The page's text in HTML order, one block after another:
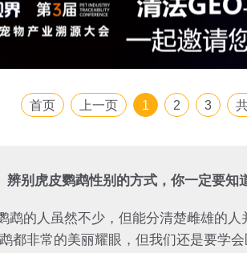
首页 上一页 1 2 3
辨别虎皮鹦鹉性别的方式，你一定要知
鹉的人虽然不少，但能分清楚雌雄的
都非常的美丽耀眼，但我们还是要学